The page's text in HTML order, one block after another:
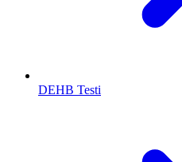
DEHB Testi